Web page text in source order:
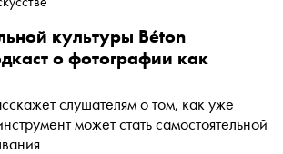
культуры Béton
о фотографии как
слушателям о том, как уже
может стать самостоятельной